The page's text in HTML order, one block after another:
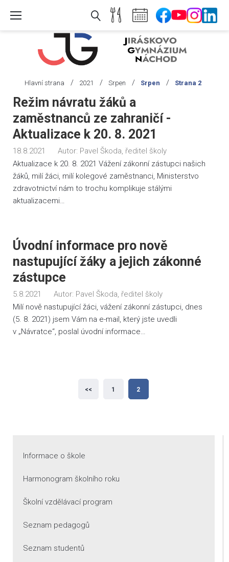
Hlavní strana / 2021 / Srpen / Srpen / Strana 2
Měsíc:
Srpen
2021
Režim návratu žáků a
zaměstnanců ze zahraničí -
Aktualizace k 20. 8. 2021
18.8.2021 Autor: Pavel Škoda, ředitel školy
Aktualizace k 20. 8. 2021 Vážení zákonní zástupci našich
žáků, milí žáci, milí kolegové zaměstnanci, Ministerstvo
zdravotnictví nám to trochu komplikuje stálými
aktualizacemi…
Úvodní informace pro nově
nastupující žáky a jejich zákonné
zástupce
5.8.2021 Autor: Pavel Škoda, ředitel školy
Milí nově nastupující žáci, vážení zákonní zástupci, dnes
(5. 8. 2021) jsem Vám na e-mail, který jste uvedli
v „Návratce“, poslal úvodní informace…
<< 1 2
Informace o škole
Harmonogram školního roku
Školní vzdělávací program
Seznam pedagogů
Seznam studentů